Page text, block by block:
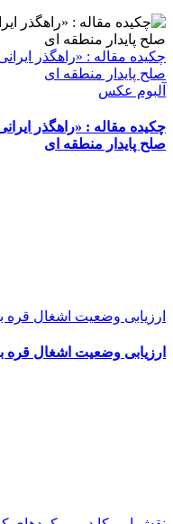
چکیده مقاله : «راهگذر
صلح پایدار منطقه ای
آلبوم عکس
چکیده مقاله : «راهگذر
صلح پایدار منطقه ای
ارزیابی وضعیت اشغال قره
ارزیابی وضعیت اشغال قره